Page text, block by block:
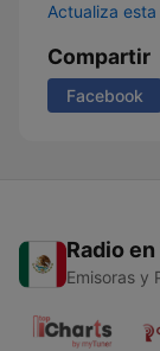
Actualiza
Compartir
Facebook
Radio
Emisoras y